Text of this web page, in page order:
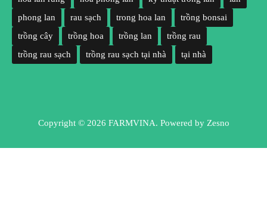
phong lan
rau sạch trong hoa lan
trồng bonsai
trồng cây
trồng hoa trồng lan
trồng rau
trồng rau sạch
trồng rau sạch tại nhà tại nhà
Copyright © 2026 FARMVINA. Powered by Zesno